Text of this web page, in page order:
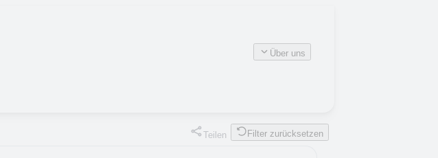
Über uns
Teilen Filter zurücksetzen